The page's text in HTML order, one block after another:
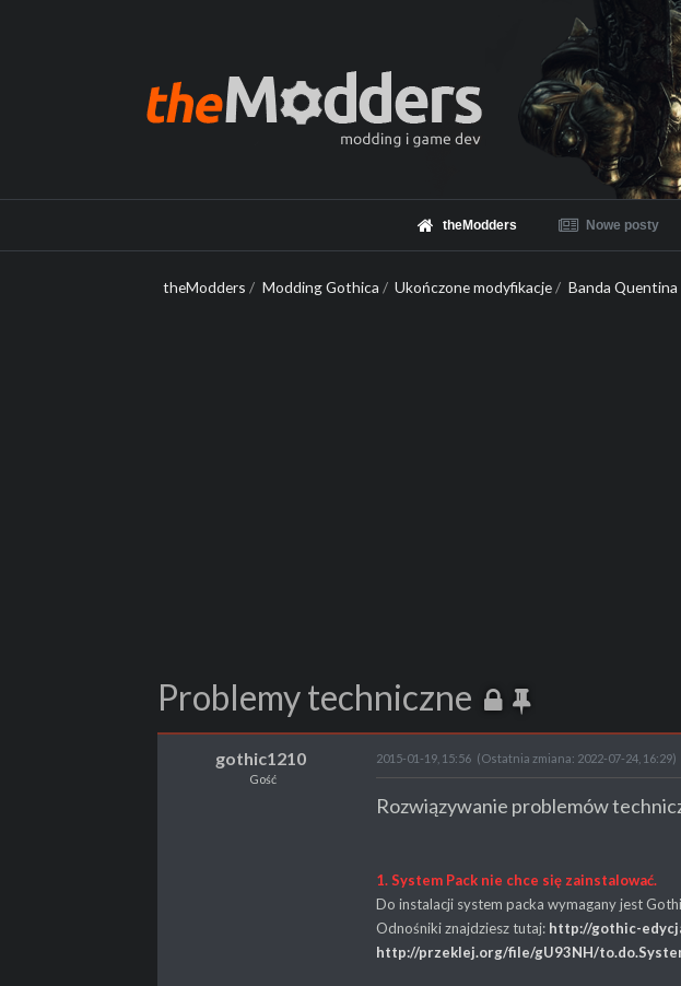
theModders Nowe posty
theModders / Modding Gothica / Ukończone modyfikacje/ Banda Quentina
Problemy techniczne
gothic1210
Gość
2015-01-19, 15:56 (Ostatnia zmiana: 2022-07-24, 16:29)
Rozwiązywanie problemów
1. System Pack nie chce się zainstalować.
Do instalacji system packa wymagany jest
Odnośniki znajdziesz tutaj: http://gothic-
http://przeklej.org/file/gU93NH/